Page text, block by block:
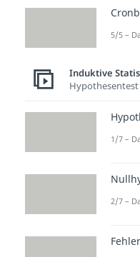
5/5 –
Induktive
1/7 –
2/7 –